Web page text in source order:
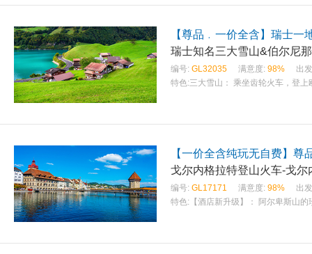
【尊品﹒一价全含】瑞士一
瑞士知名三大雪山&伯尔尼
编号: GL32035 满意度: 98%
出
特色:三大雪山： 乘坐齿轮火车，登
【一价全含纯玩无自费】尊
戈尔内格拉特登山火车-戈
编号: GL17171 满意度: 98%
出
特色: 【酒店新升级】： 阿尔卑斯山